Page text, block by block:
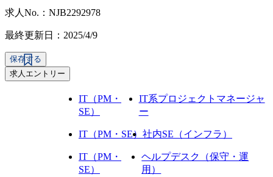
求人No.：NJB2292978
最終更新日：2025/4/9
保存する
求人エントリー
IT（PM・
SE）
IT系プロジェクトマネージャ
ー
IT（PM・SE） 社内SE（インフラ）
IT（PM・
SE）
ヘルプデスク（保守・運
用）